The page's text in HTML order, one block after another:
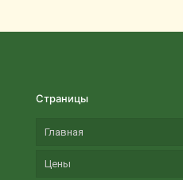
Страницы
Главная
Цены